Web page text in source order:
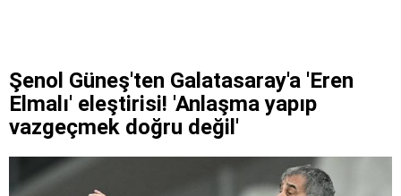
milyonu geçti
Şenol Güneş'ten Galatasaray'a 'Eren
Elmalı' eleştirisi! 'Anlaşma yapıp
vazgeçmek doğru değil'